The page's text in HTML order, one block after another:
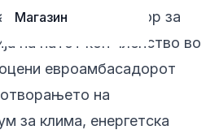
Магазинзначаен чекор за
на патот кон членство во
евроамбасадорот
на
за клима, енергетска